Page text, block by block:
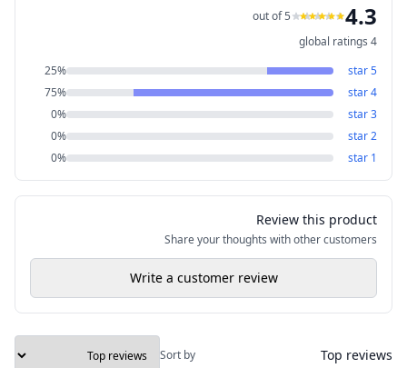
4.3
out of 5
4
global ratings
5
star
25%
4
star
75%
3
star
0%
2
star
0%
1
star
0%
Review this product
Share your thoughts with other customers
Write a customer review
Top reviews
Sort by